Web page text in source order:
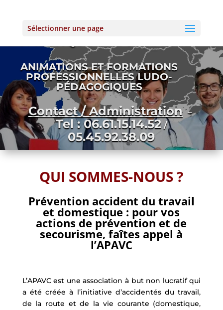
Sélectionner une page
PREVENTION ACCIDENT
ANIMATIONS ET FORMATIONS
PROFESSIONNELLES LUDO-
PÉDAGOGIQUES
Contact / Administration–
Tel : 06.61.15.14.52/
05.45.92.38.09
QUI SOMMES-NOUS ?
Prévention accident du travail
et domestique : pour vos
actions de prévention et de
secourisme, faîtes appel à
l’APAVC
L’APAVC est une association à but non lucratif qui
a été créée à l’initiative d’accidentés du travail,
de la route et de la vie courante (domestique,